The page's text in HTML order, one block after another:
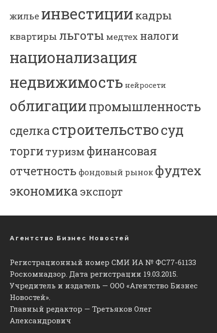
жилье инвестиции кадры
квартиры льготы медтех налоги
национализация
недвижимость нейросети
облигациипромышленность
сделкастроительствосуд
торгитуризм финансовая
отчетность фондовый рынок фудтех
экономика экспорт
Агентство Бизнес Новостей
Регистрационный номер СМИ ИА № ФС77-61133
Роскомнадзор. Дата регистрации 19.03.2015.
Учредитель и издатель — ООО «Агентство Бизнес
Новостей».
Главный редактор — Третьяков Олег
Александрович